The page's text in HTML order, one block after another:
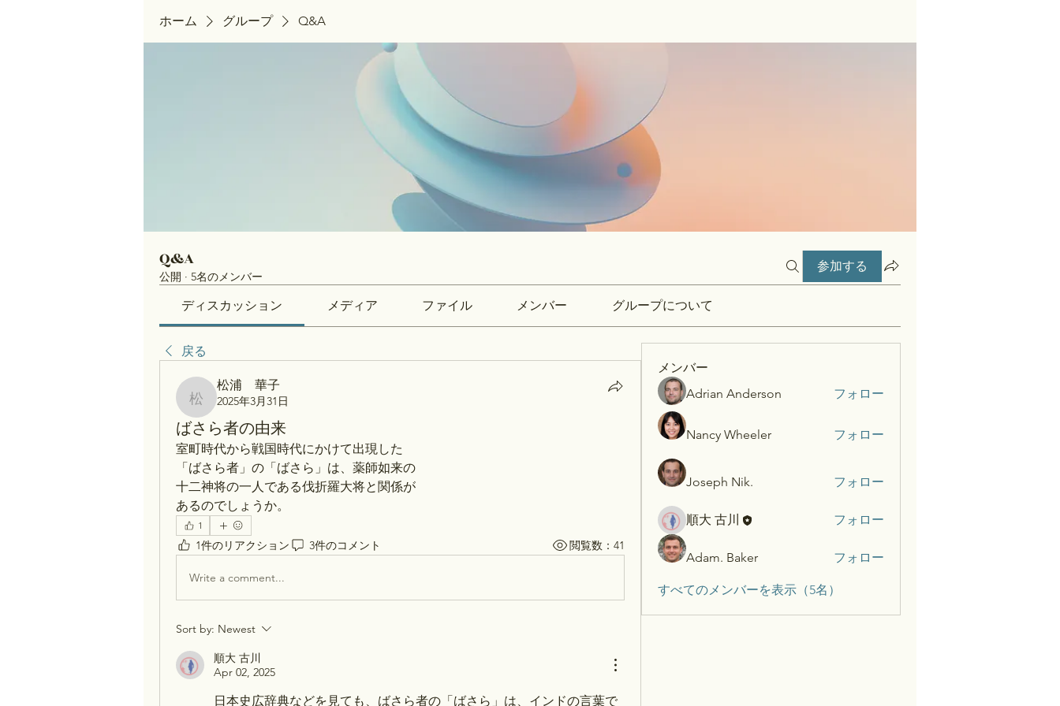
ホーム グループ Q&A
Q&A
公開 · 5名のメンバー
参加する
ディスカッション メディア ファイル メンバー グループについて
戻る
松浦 華子
松浦 華子
2025年3月31日
ばさら者の由来
室町時代から戦国時代にかけて出現した
「ばさら者」の「ばさら」は、薬師如来の
十二神将の一人である伐折羅大将と関係が
あるのでしょうか。
1
1件のリアクション 3件のコメント 閲覧数：41
Write a comment...
Sort by: Newest
順大 古川
Apr 02, 2025
日本史広辞典などを見ても、ばさら者の「ばさら」は、 インドの言葉で
メンバー
Adrian Anderson
フォロー
Nancy Wheeler フォロー
Joseph Nik. フォロー
順大 古川 フォロー
Adam. Baker フォロー
すべてのメンバーを表示（5名）